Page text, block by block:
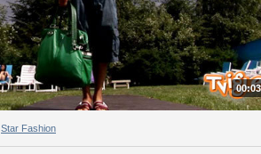
Star Fashion